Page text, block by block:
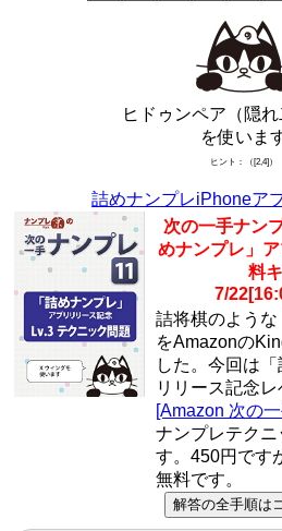
ヒドゥンペア（隠れ
を使いま
ヒント：（[2,4]）
詰めナンプレiPhoneア
次の一手ナン
めナンプレ」
料
7/
詰将棋のような
をAmazonの
した。今回は
リリース記念
[Amazon 次の
ナンプレテクニ
す。450円です
無料です。